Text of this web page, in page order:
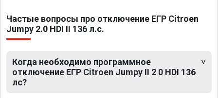
Частые вопросы про отключение ЕГР Citroen
Jumpy 2.0 HDI II 136 л.с.
Когда необходимо программное
отключение ЕГР Citroen Jumpy II 2 0 HDI 136
лс?